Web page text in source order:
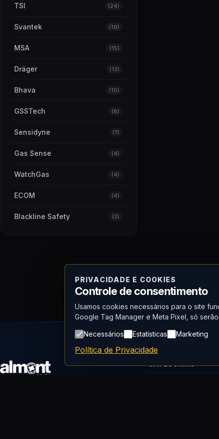
TSI (24)
Svantek (19)
MSA (15)
Dräger (13)
Bhava (10)
GSSTech (8)
Sensidyne (7)
Gas Sense (4)
WatchGas (4)
ECOM (4)
Blackline Safety (3)
CATEGORIAS
PRIVACIDADE E COOKIES
Controle de consentimento
Usamos cookies necessários para o site
Google Tag Manager e Meta Pixel, só
Necessários Estatísticas Marketing
Política de Privacidade